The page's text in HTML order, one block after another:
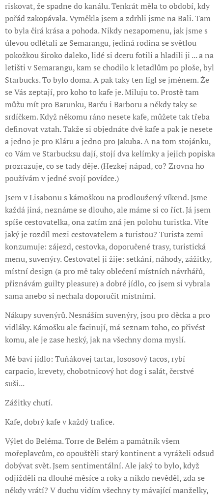
riskovat, že spadne do kanálu. Tenkrát měla to období, kdy
pořád zakopávala. Vyměkla jsem a zdrhli jsme na Bali. Tam
to byla čirá krása a pohoda. Nikdy nezapomenu, jak jsme s
úlevou odlétali ze Semarangu, jediná rodina se světlou
pokožkou široko daleko, lidé si dceru fotili a hladili ji ... a na
letišti v Semarangu, kam se chodilo k letadlům po ploše, byl
Starbucks. To bylo doma. A pak taky ten fígl se jménem. Že
se Vás zeptají, pro koho to kafe je. Miluju to. Prostě tam
můžu mít pro Barunku, Barču i Barboru a někdy taky se
srdíčkem. Když někomu ráno nesete kafe, můžete tak třeba
definovat vztah. Takže si objednáte dvě kafe a pak je nesete
a jedno je pro Kláru a jedno pro Jakuba. A na tom stojánku,
co Vám ve Starbucksu dají, stojí dva kelímky a jejich popiska
prozrazuje, co se tady děje. (Hezkej nápad, co? Zrovna ho
používám v jedné svojí povídce.)
Jsem v Lisabonu s kámoškou na prodloužený víkend. Jsme
každá jiná, neznáme se dlouho, ale máme si co říct. Já jsem
spíše cestovatelka, ona zatím zná jen polohu turistka. Víte
jaký je rozdíl mezi cestovatelem a turistou? Turista zemi
konzumuje: zájezd, cestovka, doporučené trasy, turistická
menu, suvenýry. Cestovatel ji žije: setkání, náhody, zážitky,
místní design (a pro mě taky oblečení místních návrhářů,
přiznávám guilty pleasure) a dobré jídlo, co jsem si vybrala
sama anebo si nechala doporučit místními.
Nákupy suvenýrů. Nesnáším suvenýry, jsou pro děcka a pro
vidláky. Kámošku ale facinují, má seznam toho, co přivést
komu, ale je zase hezký, jak na všechny doma myslí.
Mě baví jídlo: Tuňákovej tartar, lososový tacos, rybí
carpacio, krevety, chobotnicový hot dog i salát, čerstvé
suši...
Zážitky chutí.
Kafe, dobrý kafe v každý trafice.
Výlet do Beléma. Torre de Belém a památník všem
mořeplavcům, co opouštěli starý kontinent a vyráželi odsud
dobývat svět. Jsem sentimentální. Ale jaký to bylo, když
odjížděli na dlouhé měsíce a roky a nikdo nevěděl, zda se
někdy vrátí? V duchu vidím všechny ty mávající manželky,